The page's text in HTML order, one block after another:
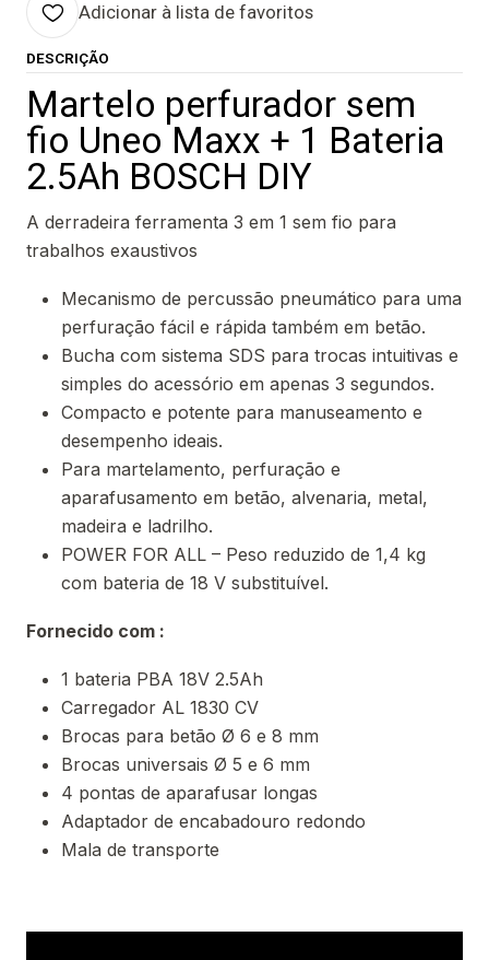
Adicionar à lista de favoritos
DESCRIÇÃO
Martelo perfurador sem
fio Uneo Maxx + 1 Bateria
2.5Ah BOSCH DIY
A derradeira ferramenta 3 em 1 sem fio para
trabalhos exaustivos
Mecanismo de percussão pneumático para uma
perfuração fácil e rápida também em betão.
Bucha com sistema SDS para trocas intuitivas e
simples do acessório em apenas 3 segundos.
Compacto e potente para manuseamento e
desempenho ideais.
Para martelamento, perfuração e
aparafusamento em betão, alvenaria, metal,
madeira e ladrilho.
POWER FOR ALL – Peso reduzido de 1,4 kg
com bateria de 18 V substituível.
Fornecido com :
1 bateria PBA 18V 2.5Ah
Carregador AL 1830 CV
Brocas para betão Ø 6 e 8 mm
Brocas universais Ø 5 e 6 mm
4 pontas de aparafusar longas
Adaptador de encabadouro redondo
Mala de transporte